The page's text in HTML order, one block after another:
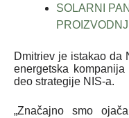
SOLARNI
Dmitriev je istakao da
energetska
deo strategije NIS-a.
„Značajno smo